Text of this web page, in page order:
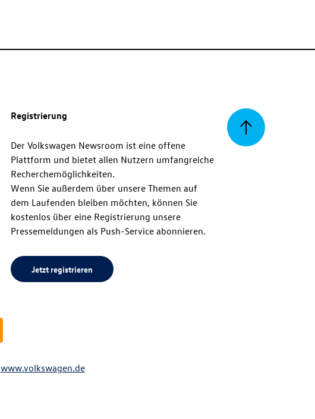
Zurück
Registrierung
Der Volkswagen Newsroom ist eine offene
Plattform und bietet allen Nutzern umfangreiche
Recherchemöglichkeiten.
Wenn Sie außerdem über unsere Themen auf
dem Laufenden bleiben möchten, können Sie
kostenlos über eine Registrierung unsere
Pressemeldungen als Push-Service abonnieren.
Jetzt registrieren
www.volkswagen.de